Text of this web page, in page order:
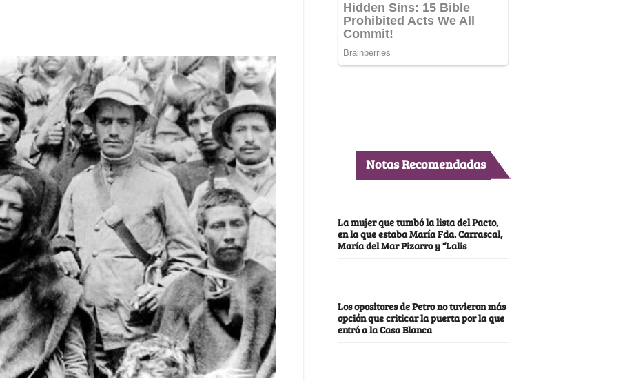
Notas Recomendadas
La mujer que tumbó la lista del Pacto,
en la que estaba María Fda. Carrascal,
María del Mar Pizarro y “Lalis
Los opositores de Petro no tuvieron más
opción que criticar la puerta por la que
entró a la Casa Blanca